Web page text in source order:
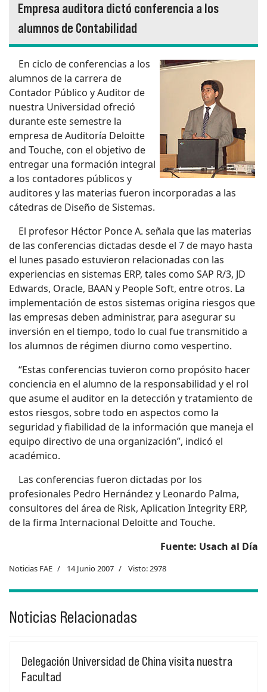
Empresa auditora dictó conferencia a los
alumnos de Contabilidad
En ciclo de conferencias a los
alumnos de la carrera de
Contador Público y Auditor de
nuestra Universidad ofreció
durante este semestre la
empresa de Auditoría Deloitte
and Touche, con el objetivo de
entregar una formación integral
a los contadores públicos y
auditores y las materias fueron incorporadas a las
cátedras de Diseño de Sistemas.
El profesor Héctor Ponce A. señala que las materias
de las conferencias dictadas desde el 7 de mayo hasta
el lunes pasado estuvieron relacionadas con las
experiencias en sistemas ERP, tales como SAP R/3, JD
Edwards, Oracle, BAAN y People Soft, entre otros. La
implementación de estos sistemas origina riesgos que
las empresas deben administrar, para asegurar su
inversión en el tiempo, todo lo cual fue transmitido a
los alumnos de régimen diurno como vespertino.
“Estas conferencias tuvieron como propósito hacer
conciencia en el alumno de la responsabilidad y el rol
que asume el auditor en la detección y tratamiento de
estos riesgos, sobre todo en aspectos como la
seguridad y fiabilidad de la información que maneja el
equipo directivo de una organización”, indicó el
académico.
Las conferencias fueron dictadas por los
profesionales Pedro Hernández y Leonardo Palma,
consultores del área de Risk, Aplication Integrity ERP,
de la firma Internacional Deloitte and Touche.
Fuente: Usach al Día
Noticias FAE 14 Junio 2007 Visto: 2978
Noticias Relacionadas
Delegación Universidad de China visita nuestra
Facultad